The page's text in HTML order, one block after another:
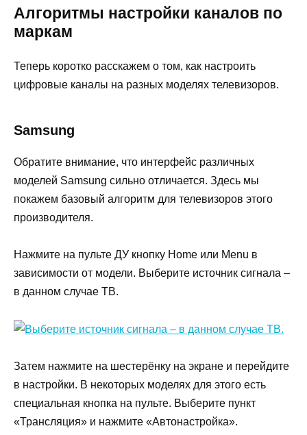
Алгоритмы настройки каналов по
маркам
Теперь коротко расскажем о том, как настроить
цифровые каналы на разных моделях телевизоров.
Samsung
Обратите внимание, что интерфейс различных
моделей Samsung сильно отличается. Здесь мы
покажем базовый алгоритм для телевизоров этого
производителя.
Нажмите на пульте ДУ кнопку Home или Menu в
зависимости от модели. Выберите источник сигнала –
в данном случае ТВ.
Затем нажмите на шестерёнку на экране и перейдите
в настройки. В некоторых моделях для этого есть
специальная кнопка на пульте. Выберите пункт
«Трансляция» и нажмите «Автонастройка».